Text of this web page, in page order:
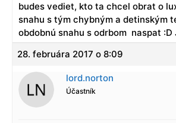
budes vediet, kto ta chcel obrat o
snahu s tým chybným a detinským
obdobnú snahu s odrbom naspat :D
28. februára 2017 o 8:09
lord.norton
Účastník